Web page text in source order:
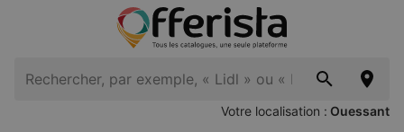
Votre localisation : Ouessant